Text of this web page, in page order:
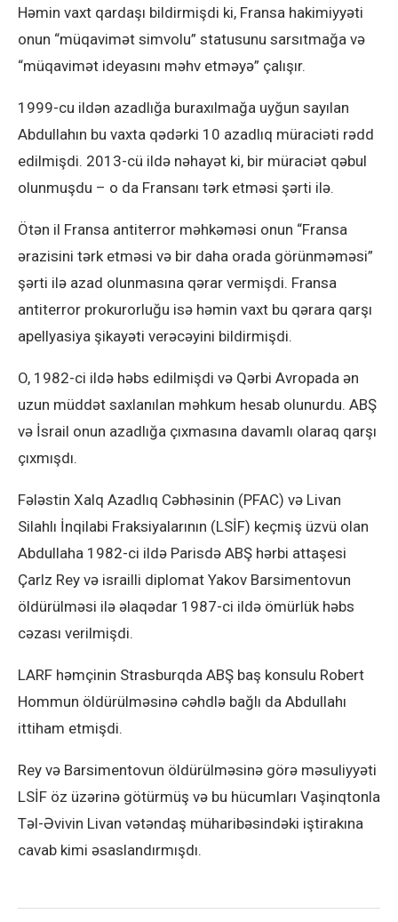
Həmin vaxt qardaşı bildirmişdi ki, Fransa hakimiyyəti
onun “müqavimət simvolu” statusunu sarsıtmağa və
“müqavimət ideyasını məhv etməyə” çalışır.
1999-cu ildən azadlığa buraxılmağa uyğun sayılan
Abdullahın bu vaxta qədərki 10 azadlıq müraciəti rədd
edilmişdi. 2013-cü ildə nəhayət ki, bir müraciət qəbul
olunmuşdu – o da Fransanı tərk etməsi şərti ilə.
Ötən il Fransa antiterror məhkəməsi onun “Fransa
ərazisini tərk etməsi və bir daha orada görünməməsi”
şərti ilə azad olunmasına qərar vermişdi. Fransa
antiterror prokurorluğu isə həmin vaxt bu qərara qarşı
apellyasiya şikayəti verəcəyini bildirmişdi.
O, 1982-ci ildə həbs edilmişdi və Qərbi Avropada ən
uzun müddət saxlanılan məhkum hesab olunurdu. ABŞ
və İsrail onun azadlığa çıxmasına davamlı olaraq qarşı
çıxmışdı.
Fələstin Xalq Azadlıq Cəbhəsinin (PFAC) və Livan
Silahlı İnqilabi Fraksiyalarının (LSİF) keçmiş üzvü olan
Abdullaha 1982-ci ildə Parisdə ABŞ hərbi attaşesi
Çarlz Rey və israilli diplomat Yakov Barsimentovun
öldürülməsi ilə əlaqədar 1987-ci ildə ömürlük həbs
cəzası verilmişdi.
LARF həmçinin Strasburqda ABŞ baş konsulu Robert
Hommun öldürülməsinə cəhdlə bağlı da Abdullahı
ittiham etmişdi.
Rey və Barsimentovun öldürülməsinə görə məsuliyyəti
LSİF öz üzərinə götürmüş və bu hücumları Vaşinqtonla
Təl-Əvivin Livan vətəndaş müharibəsindəki iştirakına
cavab kimi əsaslandırmışdı.